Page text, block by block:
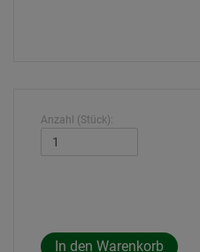
Anzahl (Stück):